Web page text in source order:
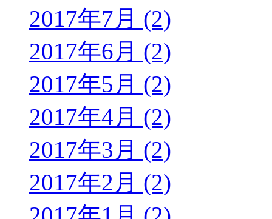
2017年7月 (2)
2017年6月 (2)
2017年5月 (2)
2017年4月 (2)
2017年3月 (2)
2017年2月 (2)